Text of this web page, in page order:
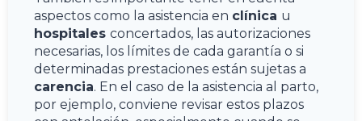
aspectos como la asistencia en clínica u
hospitales concertados, las autorizaciones
necesarias, los límites de cada garantía o si
determinadas prestaciones están sujetas a
carencia. En el caso de la asistencia al parto,
por ejemplo, conviene revisar estos plazos